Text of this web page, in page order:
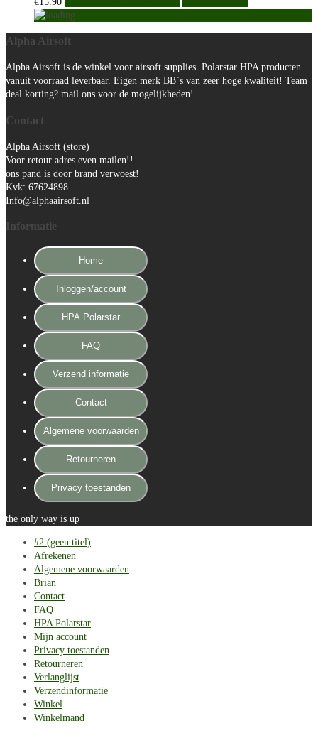
Alpha Airsoft
Alpha Airsoft is de winkel voor airsoft supplies. Polarstar HPA producten
vanuit voorraad leverbaar. Eigen merk BB`s van zeer hoge kwaliteit! Team
deal korting? mail ons voor de mogelijkheden!
Contact
Alpha Airsoft (store)
Voor retour adres even mailen!!
ons pand is door brand verwoest!
Kvk: 67624898
Info@alphaairsoft.nl
Informatie
Home
Inloggen/account
HPA Polarstar
FAQ
Verzend informatie
Contact
Algemene voorwaarden
Retourneren
Privacy toestanden
the only way is up
#2 (geen titel)
Afrekenen
Algemene voorwaarden
Brian
Contact
FAQ
HPA Polarstar
Mijn account
Privacy toestanden
Retourneren
Verlanglijst
Verzendinformatie
Winkel
Winkelmand